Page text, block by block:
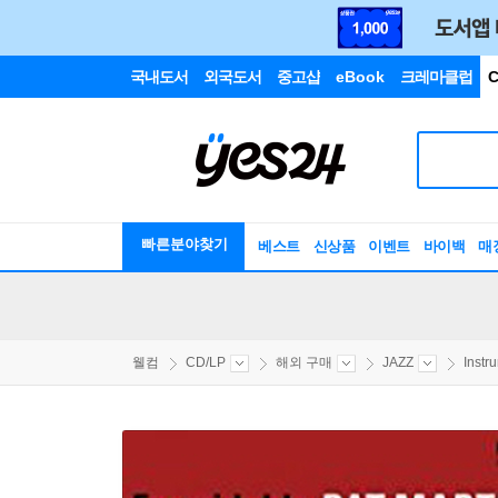
국내도서 외국도서 중고샵 eBook 크레마클럽
빠른분야찾기 베스트 신상품 이벤트 바이백 매
웰컴 CD/LP 해외 구매 JAZZ